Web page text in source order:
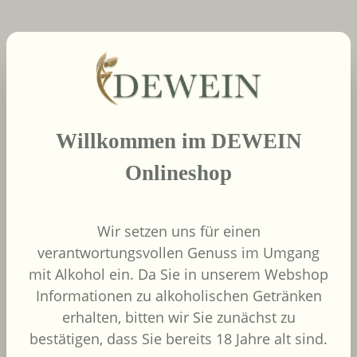
Produktgalerie überspringen
neue Produkte
African Pride Wines
Shiraz / Grenache
African Pride Wines
Grenache, Shiraz
Willkommen im DEWEIN
Onlineshop
Wir setzen uns für einen
verantwortungsvollen Genuss im Umgang
mit Alkohol ein. Da Sie in unserem Webshop
Informationen zu alkoholischen Getränken
erhalten, bitten wir Sie zunächst zu
bestätigen, dass Sie bereits 18 Jahre alt sind.